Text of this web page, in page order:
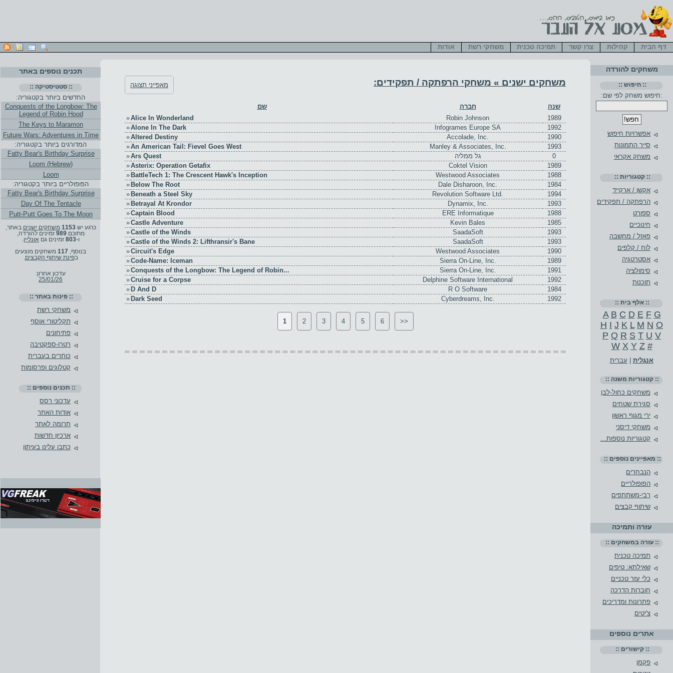
משחקים ישנים » משחקי הרפתקה / תפקידים: מאפייני תצוגה
שם חברה
שנה
»Alice In Wonderland Robin Johnson
1989
»Alone In The Dark Infogrames Europe SA
1992
»Altered Destiny Accolade, Inc.
1990
»An American Tail: Fievel Goes West Manley & Associates, Inc.
1993
»Ars Quest גל ממליה
0
»Asterix: Operation Getafix Coktel Vision
1989
» BattleTech 1: The Crescent Hawk's Inception Westwood Associates
1988
» Below The Root Dale Disharoon, Inc.
1984
» Beneath a Steel Sky Revolution Software Ltd.
1994
» Betrayal At Krondor Dynamix, Inc.
1993
»Captain Blood ERE Informatique
1988
»Castle Adventure Kevin Bales
1985
»Castle of the Winds SaadaSoft
1993
»Castle of the Winds 2: Lifthransir's Bane SaadaSoft
1993
»Circuit's Edge Westwood Associates
1990
»Code-Name: Iceman Sierra On-Line, Inc.
1989
»Conquests of the Longbow: The Legend of Robin... Sierra On-Line, Inc.
1991
»Cruise for a Corpse Delphine Software International
1992
» D And D R O Software
1984
» Dark Seed Cyberdreams, Inc. 1992
1 2 3 4 5 6 >>
תכנים נוספים באתר
:: סטטיסטיקה ::
החדשים ביותר בקטגוריה:
Conquests of the Longbow: The
Legend of Robin Hood
The Keys to Maramon
Future Wars: Adventures in Time
המדורגים ביותר בקטגוריה:
Fatty Bear's Birthday Surprise
Loom (Hebrew)
Loom
הפופולריים ביותר בקטגוריה:
Fatty Bear's Birthday Surprise
Day Of The Tentacle
Putt-Putt Goes To The Moon
כרגע יש1153 משחקים ישנים באתר,
מתוכם989 זמינים להורדה,
ו-803 זמינים גם אונליין
בנוסף, 117 משחקים מוצעים
בפינת שיתוף הקבצים
עדכון אחרון:
25/01/26
:: פינות באתר ::
משחקי רשת
תקליטורי אוסף
פתיחונים
רטרו-ספקטיבה
כותרים בעברית
קטלוגים ופרסומות
:: תכנים נוספים ::
עדכוני רסס
אודות האתר
תרומה לאתר
ארכיון חדשות
כתבו עלינו בעיתון
משחקים להורדה
:: חיפוש ::
:חיפוש משחק לפי שם:
אפשרויות חיפוש
סייר התמונות
משחק אקראי
:: קטגוריות ::
אקשן / ארקייד
הרפתקה / תפקידים
ספורט
חינוכיים
פאזל / מחשבה
לוח / קלפים
אסטרטגיה
סימולציה
תוכנות
:: אלף בית ::
A B C D E F G
H I J K L M N O
P Q R S T U V
W X Y Z #
אנגלית עברית
:: קטגוריות משנה ::
משחקים כחול-לבן
סגירת שטחים
ירי מגוף ראשון
משחקי דיסני
קטגוריות נוספות...
:: מאפיינים נוספים ::
הנבחרים
הפופולריים
רבי-משתתפים
שיתוף קבצים
עזרה ותמיכה
:: עזרה במשחקים ::
תמיכה טכנית
שאילתא: טיפים
כלי עזר טכניים
חוברות הדרכה
פתרונות ומדריכים
צ'יטים
אתרים נוספים
:: קישורים ::
פקמן
דף הבית קהילות צרו קשר תמיכה טכנית משחקי רשת אודות